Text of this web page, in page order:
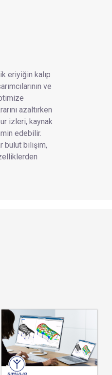
eriyiğin kalıp
ve
azaltırken
izleri, kaynak
edebilir.
bulut bilişim,